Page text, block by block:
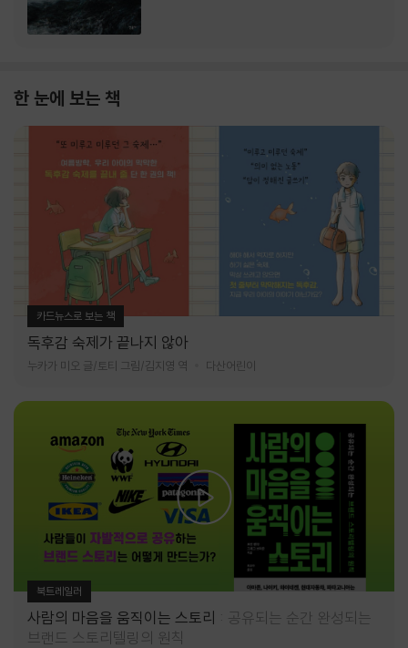
한 눈에 보는 책
카드뉴스로 보는 책
독후감 숙제가 끝나지 않아
누카가 미오 글/토티 그림/김지영 역 다산어린이
북트레일러
사람의 마음을 움직이는 스토리
공유되는 순간 완성되는
브랜드 스토리텔링의 원칙